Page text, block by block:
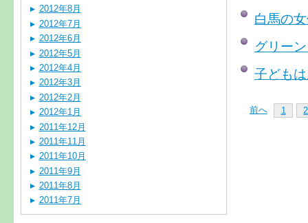
白馬の
グリー
子ども
前へ 1 2
2012年8月
2012年7月
2012年6月
2012年5月
2012年4月
2012年3月
2012年2月
2012年1月
2011年12月
2011年11月
2011年10月
2011年9月
2011年8月
2011年7月